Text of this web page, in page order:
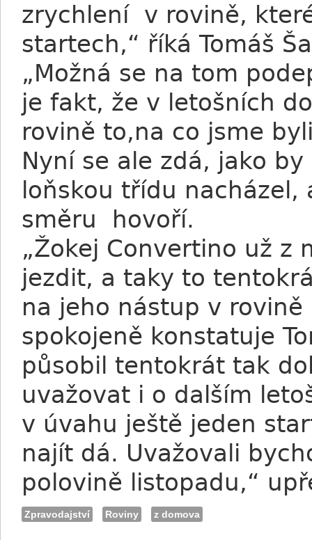
zrychlení v rovině,
startech,“ říká Tomáš
„Možná se na tom
je fakt, že v letošních
rovině to,na co jsme
Nyní se ale zdá, jako
loňskou třídu
směru hovoří.
„Žokej Convertino už
jezdit, a taky to
na jeho nástup v
spokojeně konstatuje
působil tentokrát tak
uvažovat i o dalším
v úvahu ještě jeden
najít dá. Uvažovali
polovině listopadu,“
Zpravodajství Roviny z domova